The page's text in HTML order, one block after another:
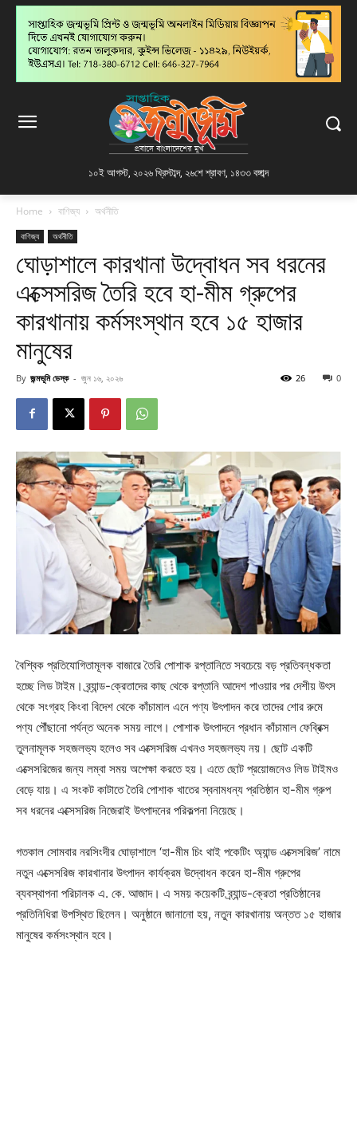
১০ই আগস্ট, ২০২৬ খ্রিস্টাব্দ, ২৬শে শ্রাবণ, ১৪৩৩ বঙ্গাব্দ
Home বাণিজ্য অর্থনীতি
বাণিজ্য অর্থনীতি
ঘোড়াশালে কারখানা উদ্বোধন সব ধরনের
এক্সেসরিজ তৈরি হবে হা-মীম গ্রুপের
কারখানায় কর্মসংস্থান হবে ১৫ হাজার
মানুষের
By জন্মভূমি ডেস্ক - জুন ১৬, ২০২৬ 0
26
বৈশ্বিক প্রতিযোগিতামূলক বাজারে তৈরি পোশাক রপ্তানিতে সবচেয়ে বড় প্রতিবন্ধকতা
হচ্ছে লিড টাইম। ব্র্যান্ড-ক্রেতাদের কাছ থেকে রপ্তানি আদেশ পাওয়ার পর দেশীয় উৎস
থেকে সংগ্রহ কিংবা বিদেশ থেকে কাঁচামাল এনে পণ্য উৎপাদন করে তাদের শোর রুমে
পণ্য পৌঁছানো পর্যন্ত অনেক সময় লাগে। পোশাক উৎপাদনে প্রধান কাঁচামাল ফেব্রিক্স
তুলনামূলক সহজলভ্য হলেও সব এক্সেসরিজ এখনও সহজলভ্য নয়। ছোট একটি
এক্সেসরিজের জন্য লম্বা সময় অপেক্ষা করতে হয়। এতে ছোট প্রয়োজনেও লিড টাইমও
বেড়ে যায়। এ সংকট কাটাতে তৈরি পোশাক খাতের স্বনামধন্য প্রতিষ্ঠান হা-মীম গ্রুপ
সব ধরনের এক্সেসরিজ নিজেরাই উৎপাদনের পরিকল্পনা নিয়েছে।
গতকাল সোমবার নরসিংদীর ঘোড়াশালে ‘হা-মীম চিং থাই পকেটিং অ্যান্ড এক্সেসরিজ’ নামে
নতুন এক্সেসরিজ কারখানার উৎপাদন কার্যক্রম উদ্বোধন করেন হা-মীম গ্রুপের
ব্যবস্থাপনা পরিচালক এ. কে. আজাদ। এ সময় কয়েকটি ব্র্যান্ড-ক্রেতা প্রতিষ্ঠানের
প্রতিনিধিরা উপস্থিত ছিলেন। অনুষ্ঠানে জানানো হয়, নতুন কারখানায় অন্তত ১৫ হাজার
মানুষের কর্মসংস্থান হবে।